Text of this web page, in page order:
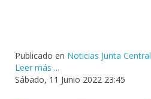
Publicado en Noticias Junta Central
Leer más ...
Sábado, 11 Junio 2022 23:45